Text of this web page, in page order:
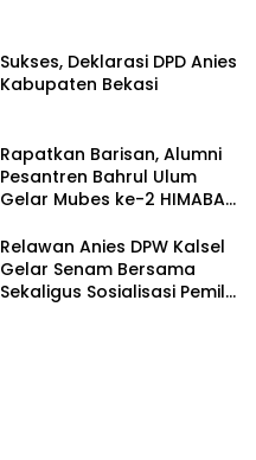
Sukses, Deklarasi DPD Anies
Kabupaten Bekasi
Rapatkan Barisan, Alumni
Pesantren Bahrul Ulum
Gelar Mubes ke-2 HIMABAS
Semarang
Relawan Anies DPW Kalsel
Gelar Senam Bersama
Sekaligus Sosialisasi Pemilu